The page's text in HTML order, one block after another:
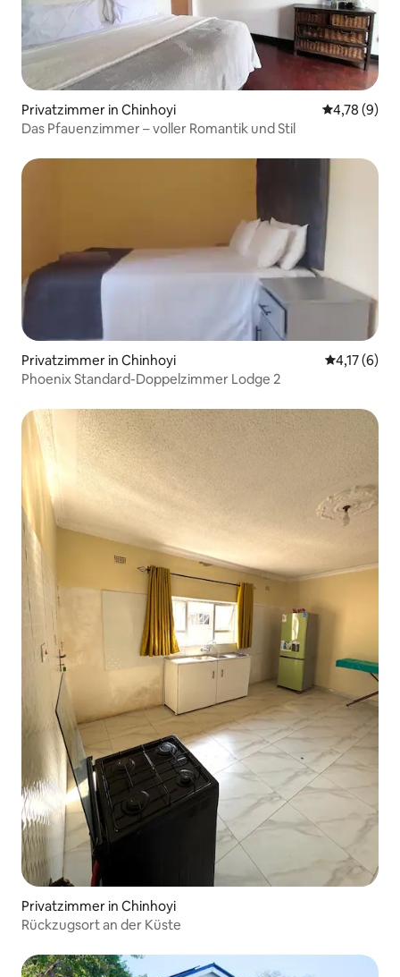
Privatzimmer in Chinhoyi
4,78 (9)
Das Pfauenzimmer – voller Romantik und Stil
Privatzimmer in Chinhoyi
4,17 (6)
Phoenix Standard-Doppelzimmer Lodge 2
Privatzimmer in Chinhoyi
Rückzugsort an der Küste